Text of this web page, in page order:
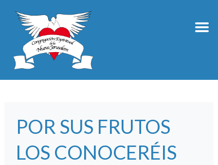
POR SUS FRUTOS
LOS CONOCERÉIS